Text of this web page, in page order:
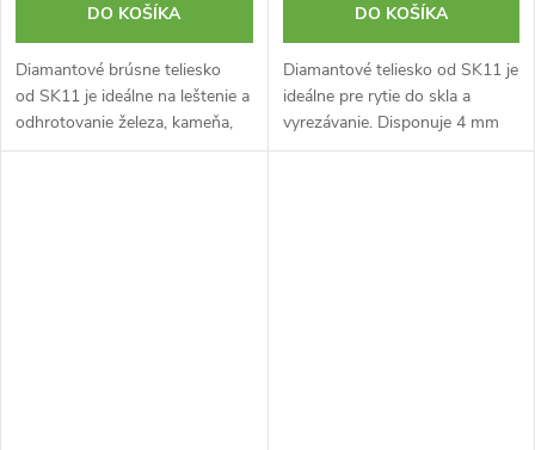
DO KOŠÍKA
Diamantové brúsne teliesko
od SK11 je ideálne na leštenie a
odhrotovanie železa, kameňa,
ocele a skla alebo keramiky s
DO KOŠÍKA
Diamantové teliesko od SK11 je
ideálne pre rytie do skla a
vyrezávanie. Disponuje 4 mm
hlavou v tvare stromčeka.